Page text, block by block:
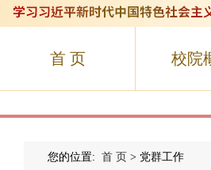
首 页 校院
您的位置: 首 页 > 党群工作